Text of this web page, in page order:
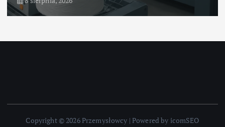
Copyright © 2026 Przemysłowcy | Powered by icomSEO